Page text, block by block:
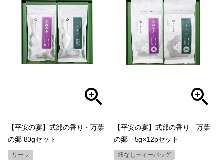
【平安の宴】式部の香り・万葉
の郷 80gセット
リーフ
【平安の宴】式部の香り・万葉
の郷 5g×12pセット
紐なしティーバッグ